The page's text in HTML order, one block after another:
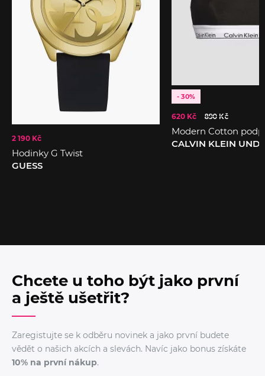
2 190 Kč
Hodinky G Twist
GUESS
- 30%
620 Kč 890 Kč
Modern Cotton
CALVIN KLEIN
Chcete u toho být jako první
a ještě ušetřit?
Zaregistujte se k odběru novinek a jako první budete
vědět o našich akcích a slevách. Navíc jako bonus získáte
10% na první nákup.